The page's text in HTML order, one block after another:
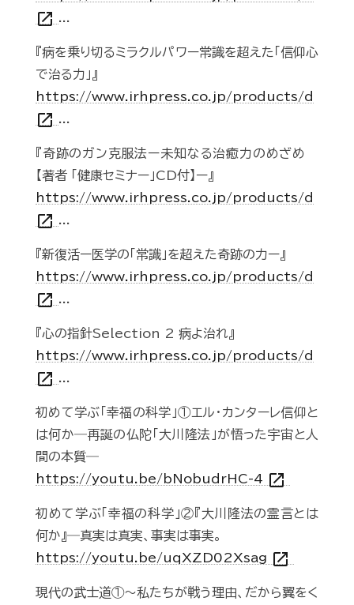
open_in_new ...
『病を乗り切るミラクルパワー常識を超えた「信仰心
で治る力」』
https://www.irhpress.co.jp/products/d
open_in_new ...
『奇跡のガン克服法ー未知なる治癒力のめざめ
【著者 「健康セミナー」CD付】ー』
https://www.irhpress.co.jp/products/d
open_in_new ...
『新復活ー医学の「常識」を超えた奇跡の力ー』
https://www.irhpress.co.jp/products/d
open_in_new ...
『心の指針Selection 2 病よ治れ』
https://www.irhpress.co.jp/products/d
open_in_new ...
初めて学ぶ「幸福の科学」①エル・カンターレ信仰と
は何か―再誕の仏陀「大川隆法」が悟った宇宙と人
間の本質―
https://youtu.be/bNobudrHC-4 open_in_new
初めて学ぶ「幸福の科学」②『大川隆法の霊言とは
何か』―真実は真実、事実は事実。
https://youtu.be/uqXZD02Xsag open_in_new
現代の武士道①～私たちが戦う理由、だから翼をく